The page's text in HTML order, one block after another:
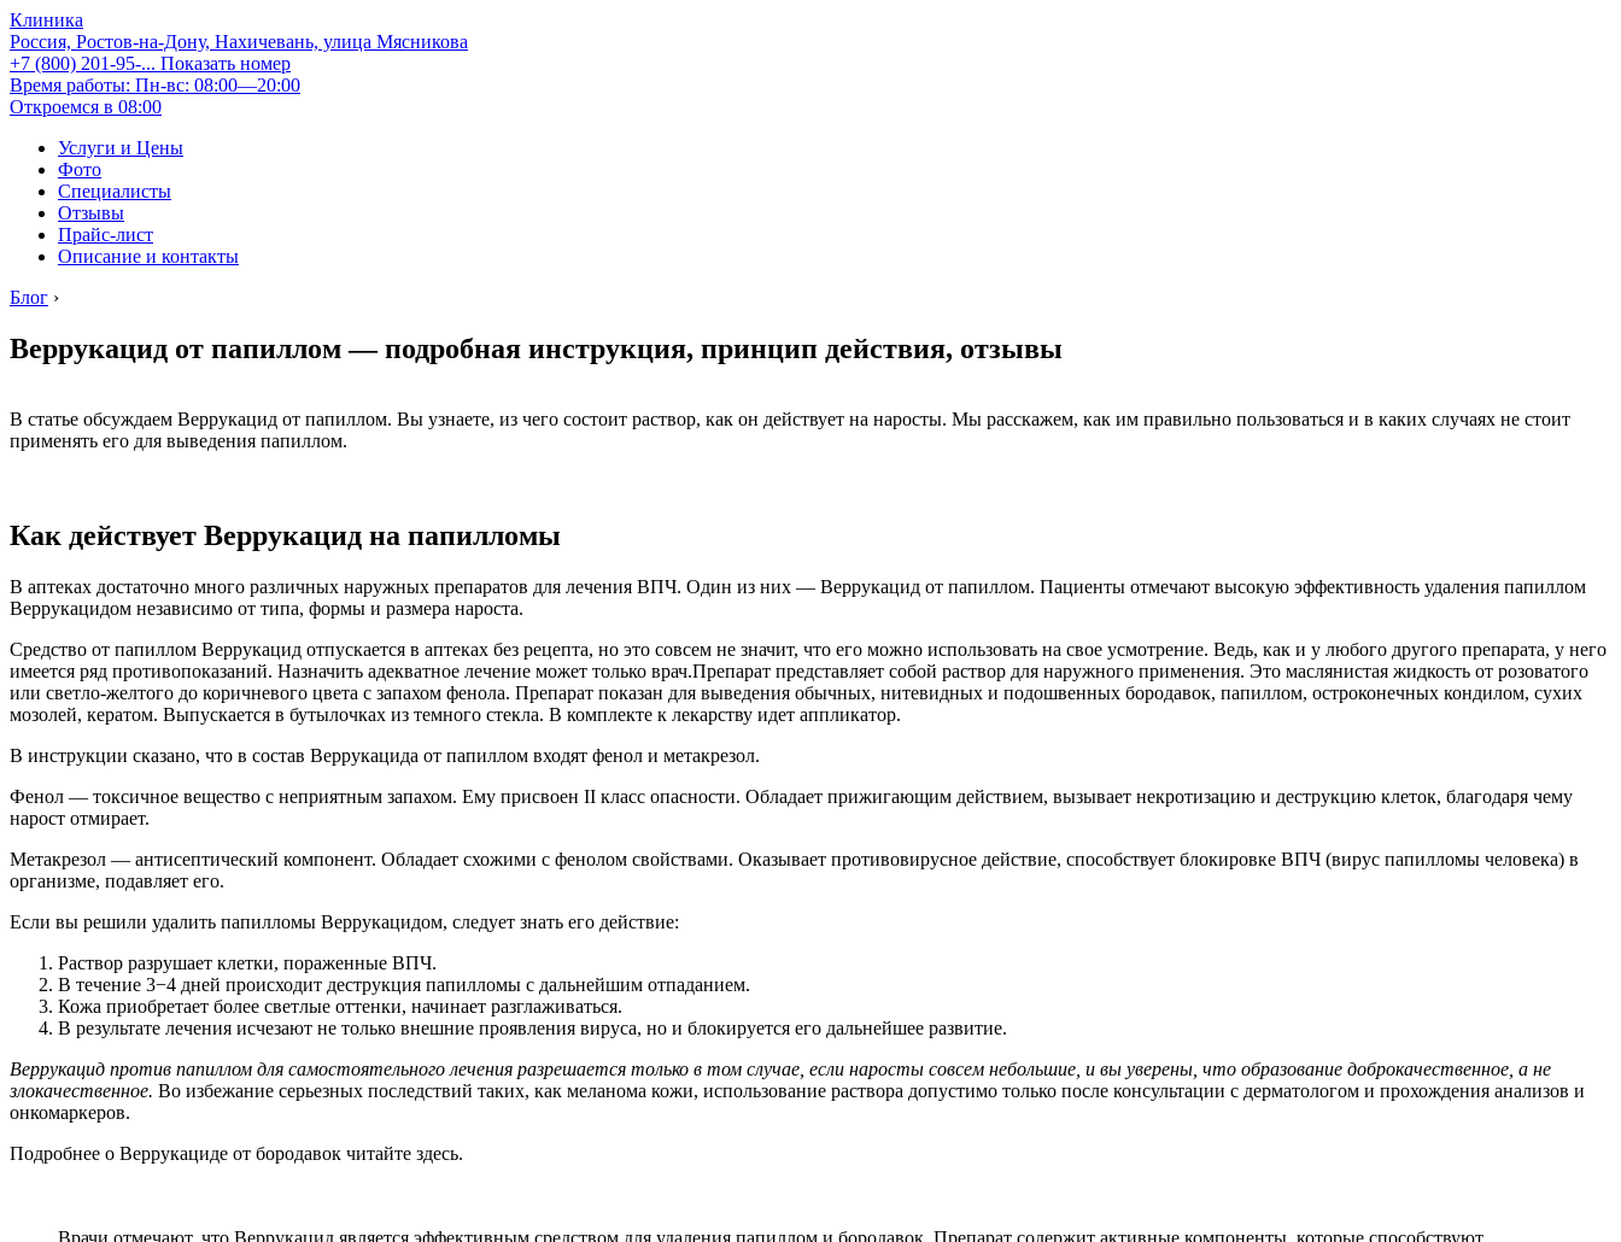
Клиника
Россия, Ростов-на-Дону, Нахичевань, улица Мясникова
+7 (800) 201-95-... Показать номер
Время работы: Пн-вс: 08:00—20:00
Откроемся в 08:00
Услуги и Цены
Фото
Специалисты
Отзывы
Прайс-лист
Описание и контакты
Блог ›
Веррукацид от папиллом — подробная инструкция, принцип действия, отзывы
В статье обсуждаем Веррукацид от папиллом. Вы узнаете, из чего состоит раствор, как он действует на наросты. Мы расскажем, как им правильно пользоваться и в каких случаях не стоит
применять его для выведения папиллом.
Как действует Веррукацид на папилломы
В аптеках достаточно много различных наружных препаратов для лечения ВПЧ. Один из них — Веррукацид от папиллом. Пациенты отмечают высокую эффективность удаления папиллом
Веррукацидом независимо от типа, формы и размера нароста.
Средство от папиллом Веррукацид отпускается в аптеках без рецепта, но это совсем не значит, что его можно использовать на свое усмотрение. Ведь, как и у любого другого препарата, у него
имеется ряд противопоказаний. Назначить адекватное лечение может только врач.Препарат представляет собой раствор для наружного применения. Это маслянистая жидкость от розоватого
или светло-желтого до коричневого цвета с запахом фенола. Препарат показан для выведения обычных, нитевидных и подошвенных бородавок, папиллом, остроконечных кондилом, сухих
мозолей, кератом. Выпускается в бутылочках из темного стекла. В комплекте к лекарству идет аппликатор.
В инструкции сказано, что в состав Веррукацида от папиллом входят фенол и метакрезол.
Фенол — токсичное вещество с неприятным запахом. Ему присвоен II класс опасности. Обладает прижигающим действием, вызывает некротизацию и деструкцию клеток, благодаря чему
нарост отмирает.
Метакрезол — антисептический компонент. Обладает схожими с фенолом свойствами. Оказывает противовирусное действие, способствует блокировке ВПЧ (вирус папилломы человека) в
организме, подавляет его.
Если вы решили удалить папилломы Веррукацидом, следует знать его действие:
Раствор разрушает клетки, пораженные ВПЧ.
В течение 3−4 дней происходит деструкция папилломы с дальнейшим отпаданием.
Кожа приобретает более светлые оттенки, начинает разглаживаться.
В результате лечения исчезают не только внешние проявления вируса, но и блокируется его дальнейшее развитие.
Веррукацид против папиллом для самостоятельного лечения разрешается только в том случае, если наросты совсем небольшие, и вы уверены, что образование доброкачественное, а не
злокачественное. Во избежание серьезных последствий таких, как меланома кожи, использование раствора допустимо только после консультации с дерматологом и прохождения анализов и
онкомаркеров.
Подробнее о Веррукациде от бородавок читайте здесь.
Врачи отмечают, что Веррукацид является эффективным средством для удаления папиллом и бородавок. Препарат содержит активные компоненты, которые способствуют